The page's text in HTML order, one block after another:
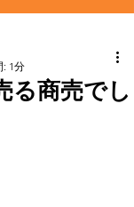
る商売でし
: 1分